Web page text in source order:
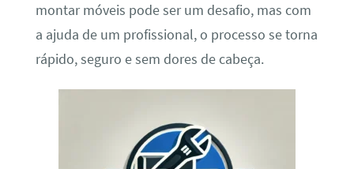
montar móveis pode ser um desafio, mas com
a ajuda de um profissional, o processo se torna
rápido, seguro e sem dores de cabeça.